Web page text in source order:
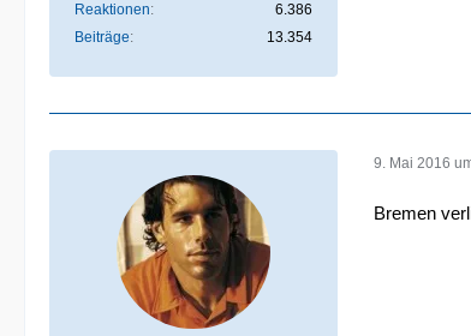
Reaktionen
6.386
Beiträge
13.354
9. Mai 2016
Bremen